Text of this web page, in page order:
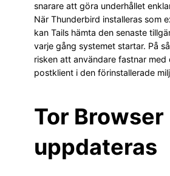
snarare att göra underhållet
När Thunderbird installeras som
kan Tails hämta den senaste
varje gång systemet startar. På
risken att användare fastnar med
postklient i den förinstallerade
Tor Browser
uppdateras